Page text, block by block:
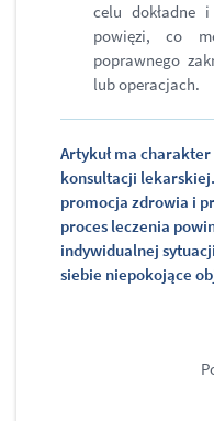
celu dokładne
powięzi, co
poprawnego
lub operacjach.
Artykuł ma
konsultacji
promocja zdrowia i
proces leczenia
indywidualnej
siebie niepokojące